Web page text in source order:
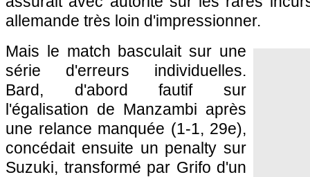
allemande très loin d'impressionner.
Mais le match basculait sur une
série d'erreurs individuelles.
Bard, d'abord fautif sur
l'égalisation de Manzambi après
une relance manquée (1-1, 29e),
concédait ensuite un penalty sur
Suzuki, transformé par Grifo d'un